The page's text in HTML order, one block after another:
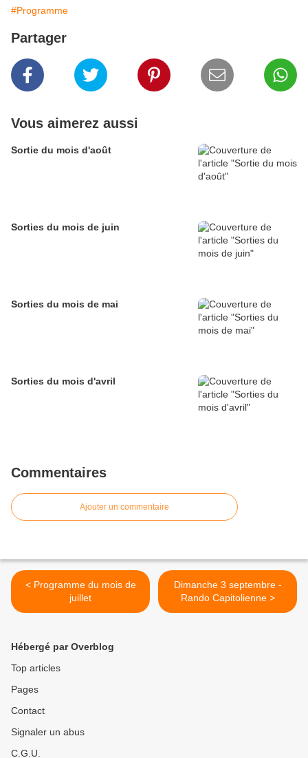
#Programme
Partager
Vous aimerez aussi
Sortie du mois d'août
Sorties du mois de juin
Sorties du mois de mai
Sorties du mois d'avril
Commentaires
Ajouter un commentaire
< Programme du mois de
juillet
Dimanche 3 septembre -
Rando Capitolienne >
Hébergé par Overblog
Top articles
Pages
Contact
Signaler un abus
C.G.U.